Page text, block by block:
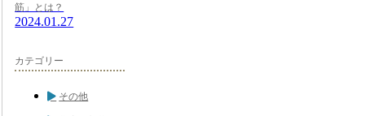
筋」とは？
2024.01.27
カテゴリー
その他